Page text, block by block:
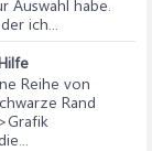
Auswahl habe.
ich...
Reihe von
Rand